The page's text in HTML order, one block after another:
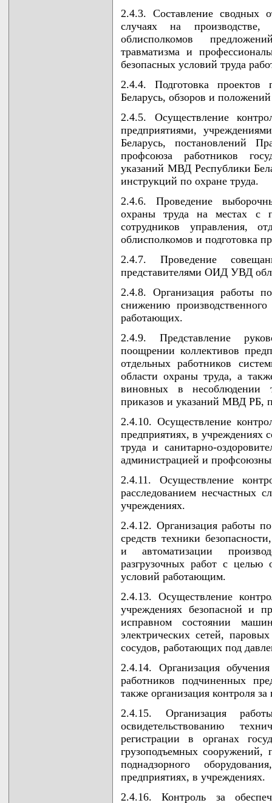
2.4.3. Составление сводных
случаях на
облисполкомов
травматизма и
безопасных условий труда
2.4.4. Подготовка
Беларусь, обзоров и
2.4.5. Осуществление
предприятиями,
Беларусь, постановлений
профсоюза работников
указаний МВД Республики
инструкций по охране труда.
2.4.6. Проведение
охраны труда на местах с
сотрудников управления,
облисполкомов и подготовка
2.4.7. Проведение
представителями ОИД УВД
2.4.8. Организация работы
снижению
работающих.
2.4.9. Представление
поощрении коллективов
отдельных работников
области охраны труда, а
виновных в несоблюдении
приказов и указаний МВД РБ,
2.4.10. Осуществление
предприятиях, в учреждениях
труда и санитарно-
администрацией и
2.4.11. Осуществление
расследованием несчастных
учреждениях.
2.4.12. Организация работы
средств техники
и автоматизации
разгрузочных работ с целью
условий работающим.
2.4.13. Осуществление
учреждениях безопасной и
исправном состоянии
электрических сетей,
сосудов, работающих под
2.4.14. Организация
работников подчиненных
также организация контроля
2.4.15. Организация
освидетельствованию
регистрации в органах
грузоподъемных сооружений,
поднадзорного
предприятиях, в учреждениях.
2.4.16. Контроль за